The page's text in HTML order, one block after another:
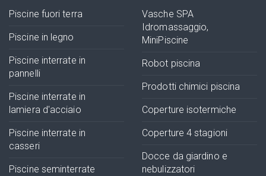
Piscine fuori terra
Piscine in legno
Piscine interrate in
pannelli
Piscine interrate in
lamiera d'acciaio
Piscine interrate in
casseri
Piscine seminterrate
Vasche SPA
Idromassaggio,
MiniPiscine
Robot piscina
Prodotti chimici piscina
Coperture isotermiche
Coperture 4 stagioni
Docce da giardino e
nebulizzatori